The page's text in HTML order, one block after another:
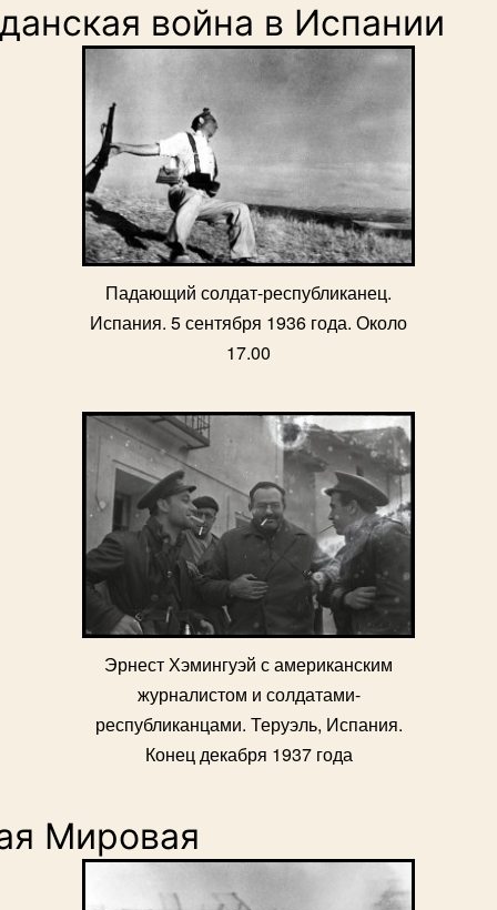
война в Испании
Падающий солдат-республиканец.
Испания. 5 сентября 1936 года. Около
17.00
Эрнест Хэмингуэй с американским
журналистом и солдатами-
республиканцами. Теруэль, Испания.
Конец декабря 1937 года
Мировая